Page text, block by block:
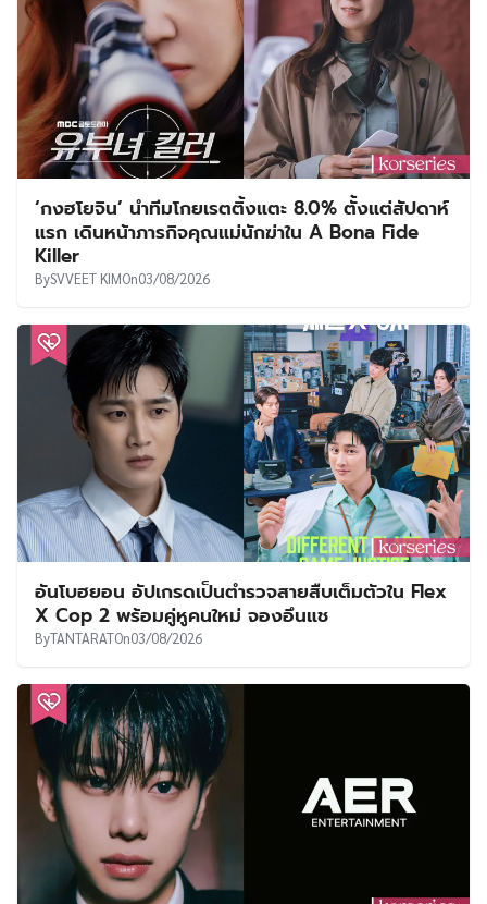
‘กงฮโยจิน’ นำทีมโกยเรตติ้งแตะ 8.0% ตั้งแต่สัปดาห์
แรก เดินหน้าภารกิจคุณแม่นักฆ่าใน A Bona Fide
Killer
BySVVEET KIMOn03/08/2026
อันโบฮยอน อัปเกรดเป็นตำรวจสายสืบเต็มตัวใน Flex
X Cop 2 พร้อมคู่หูคนใหม่ จองอึนแช
ByTANTARATOn03/08/2026